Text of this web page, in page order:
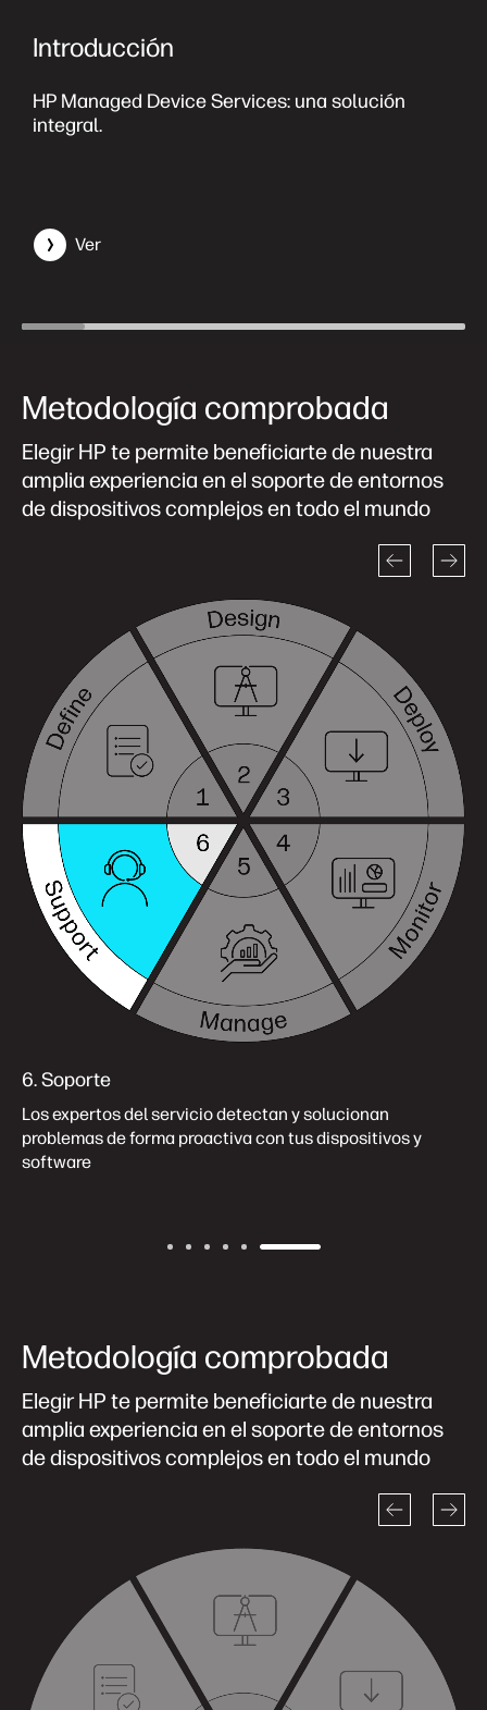
Introducción
HP Managed Device Services: una solución
integral.
Ver
Metodología comprobada
Elegir HP te permite beneficiarte de nuestra
amplia experiencia en el soporte de entornos
de dispositivos complejos en todo el mundo
6. Soporte
Los expertos del servicio detectan y solucionan
problemas de forma proactiva con tus dispositivos y
software
Metodología comprobada
Elegir HP te permite beneficiarte de nuestra
amplia experiencia en el soporte de entornos
de dispositivos complejos en todo el mundo